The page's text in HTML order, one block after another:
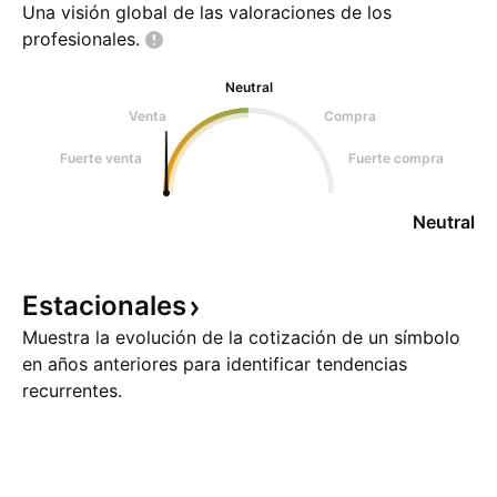
Una visión global de las valoraciones de los
profesionales.
Neutral
Venta
Compra
Fuerte venta Fuerte compra
Neutral
Estacionales
Muestra la evolución de la cotización de un símbolo
en años anteriores para identificar tendencias
recurrentes.